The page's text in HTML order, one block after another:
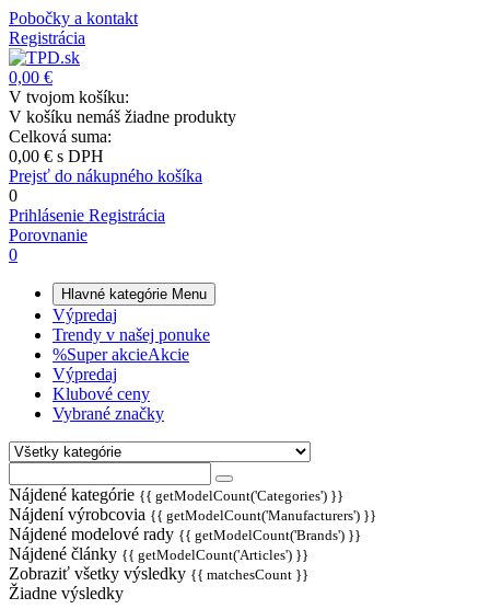
Pobočky a kontakt
Registrácia
0,00 €
V tvojom košíku:
V košíku nemáš žiadne produkty
Celková suma:
0,00 € s DPH
Prejsť do nákupného košíka
0
Prihlásenie Registrácia
Porovnanie
0
Hlavné kategórie Menu
Výpredaj
Trendy v našej ponuke
%Super akcieAkcie
Výpredaj
Klubové ceny
Vybrané značky
Nájdené kategórie {{ getModelCount('Categories') }}
Nájdení výrobcovia {{ getModelCount('Manufacturers') }}
Nájdené modelové rady {{ getModelCount('Brands') }}
Nájdené články {{ getModelCount('Articles') }}
Zobraziť všetky výsledky {{ matchesCount }}
Žiadne výsledky